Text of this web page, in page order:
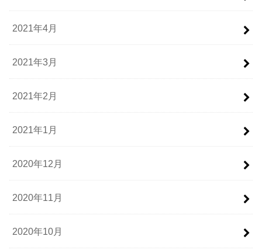
2021年4月
2021年3月
2021年2月
2021年1月
2020年12月
2020年11月
2020年10月